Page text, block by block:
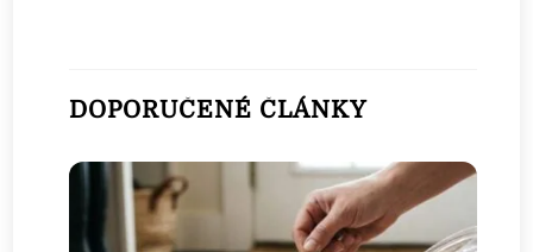
DOPORUČENÉ ČLÁNKY